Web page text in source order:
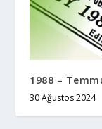
1988 –
30 Ağustos 2024